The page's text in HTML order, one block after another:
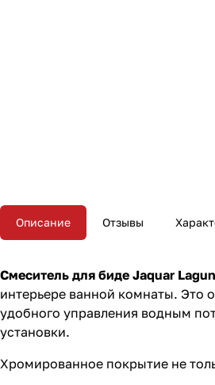
Описание Отзывы
Смеситель для биде Jaquar
интерьере ванной комнаты. Это
удобного управления водным
установки.
Хромированное покрытие не